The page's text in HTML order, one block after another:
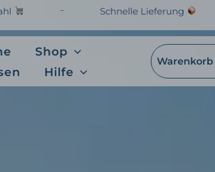
Schnelle Lieferung
Shop
Hilfe
Warenkorb